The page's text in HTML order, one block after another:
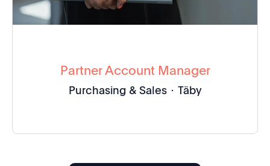
Partner Account Manager
Purchasing & Sales · Täby